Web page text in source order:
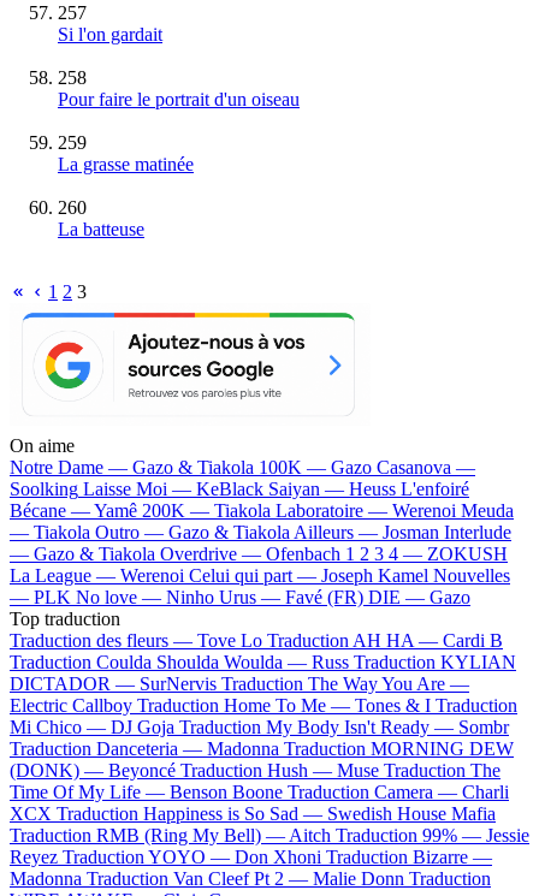
257
Si l'on gardait
258
Pour faire le portrait d'un oiseau
259
La grasse matinée
260
La batteuse
1 2 3
On aime
Notre Dame — Gazo & Tiakola 100K — Gazo Casanova —
Soolking Laisse Moi — KeBlack Saiyan — Heuss L'enfoiré
Bécane —Yamê 200K — Tiakola Laboratoire — Werenoi Meuda
— Tiakola Outro — Gazo & Tiakola Ailleurs — Josman Interlude
— Gazo & Tiakola Overdrive — Ofenbach 1 2 3 4 — ZOKUSH
La League — Werenoi Celui qui part — Joseph Kamel Nouvelles
— PLK No love — Ninho Urus — Favé (FR) DIE — Gazo
Top traduction
Traduction des fleurs — Tove Lo Traduction AH HA — Cardi B
Traduction Coulda Shoulda Woulda — Russ Traduction KYLIAN
DICTADOR — SurNervis Traduction The Way You Are —
Electric Callboy Traduction Home To Me — Tones & I Traduction
Mi Chico — DJ Goja Traduction My Body Isn't Ready — Sombr
Traduction Danceteria — Madonna Traduction MORNING DEW
(DONK) — Beyoncé Traduction Hush — Muse Traduction The
Time Of My Life — Benson Boone Traduction Camera — Charli
XCX Traduction Happiness is So Sad — Swedish House Mafia
Traduction RMB (Ring My Bell) — Aitch Traduction 99% — Jessie
Reyez Traduction YOYO — Don Xhoni Traduction Bizarre —
Madonna Traduction Van Cleef Pt 2 — Malie Donn Traduction